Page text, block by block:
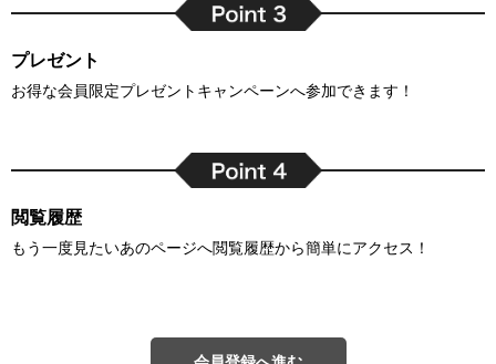
プレゼント
お得な会員限定プレゼントキャンペーンへ参加できます！
閲覧履歴
もう一度見たいあのページへ閲覧履歴から簡単にアクセス！